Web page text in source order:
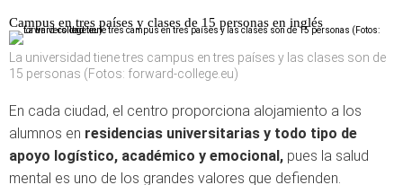
Campus en tres países y clases de 15 personas en inglés
La universidad tiene tres campus en tres países y las clases son de
15 personas (Fotos: forward-college.eu)
En cada ciudad, el centro proporciona alojamiento a los
alumnos en residencias universitarias y todo tipo de
apoyo logístico, académico y emocional, pues la salud
mental es uno de los grandes valores que defienden.